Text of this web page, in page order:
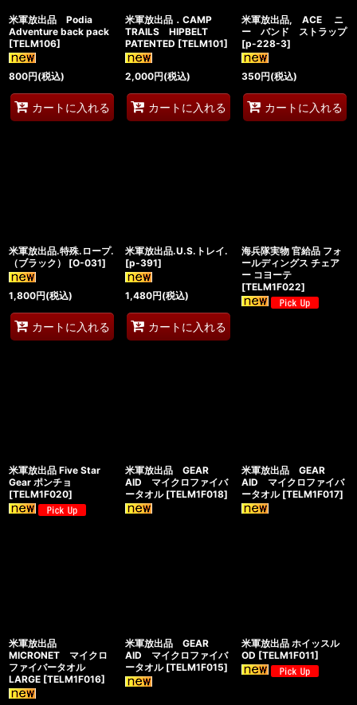
米軍放出品 Podia
Adventure back pack
[TELM106]
800円(税込)
カートに入れる
米軍放出品．CAMP
TRAILS HIPBELT
PATENTED [TELM101]
2,000円(税込)
カートに入れる
米軍放出品, ACE ニ
ー バンド ストラップ
[p-228-3]
350円(税込)
カートに入れる
米軍放出品.特殊.ロープ.
（ブラック）
[O-031]
1,800円(税込)
カートに入れる
米軍放出品.U.S.トレイ.
[p-391]
1,480円(税込)
カートに入れる
海兵隊実物 官給品 フォ
ールディングス チェア
ー コヨーテ
[TELM1F022]
米軍放出品 Five Star
Gear ポンチョ
[TELM1F020]
米軍放出品 GEAR
AID マイクロファイバ
ータオル [TELM1F018]
米軍放出品 GEAR
AID マイクロファイバ
ータオル [TELM1F017]
米軍放出品
MICRONET マイクロ
ファイバータオル
LARGE [TELM1F016]
米軍放出品 GEAR
AID マイクロファイバ
ータオル [TELM1F015]
米軍放出品 ホイッスル
OD [TELM1F011]